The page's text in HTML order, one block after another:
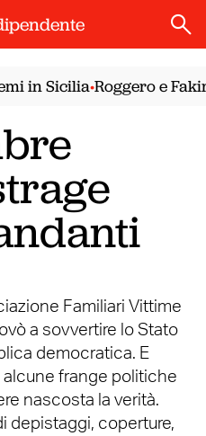
in Sicilia•Roggero e Fakir.
Familiari Vittime
a sovvertire lo Stato
democratica. E
frange politiche
nascosta la verità.
depistaggi, coperture,